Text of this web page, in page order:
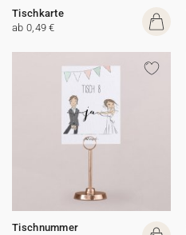
Tischkarte
ab 0,49 €
Tischnummer